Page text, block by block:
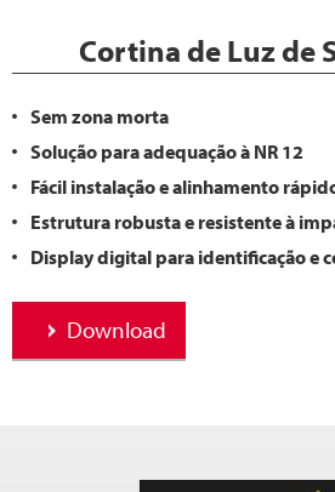
Cortina de Luz de
Sem zona morta
Solução para adequação à NR 12
Fácil instalação e alinhamento
Estrutura robusta e resistente à
Display digital para identificação e
Download